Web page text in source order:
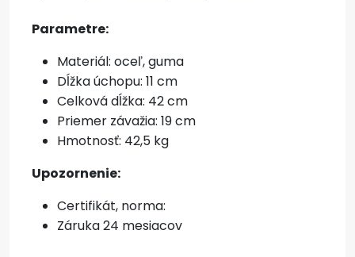
Parametre:
Materiál: oceľ, guma
Dĺžka úchopu: 11 cm
Celková dĺžka: 42 cm
Priemer závažia: 19 cm
Hmotnosť: 42,5 kg
Upozornenie:
Certifikát, norma:
Záruka 24 mesiacov